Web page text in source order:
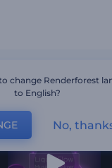
Музыкальный
change Renderforest
to English?
No,